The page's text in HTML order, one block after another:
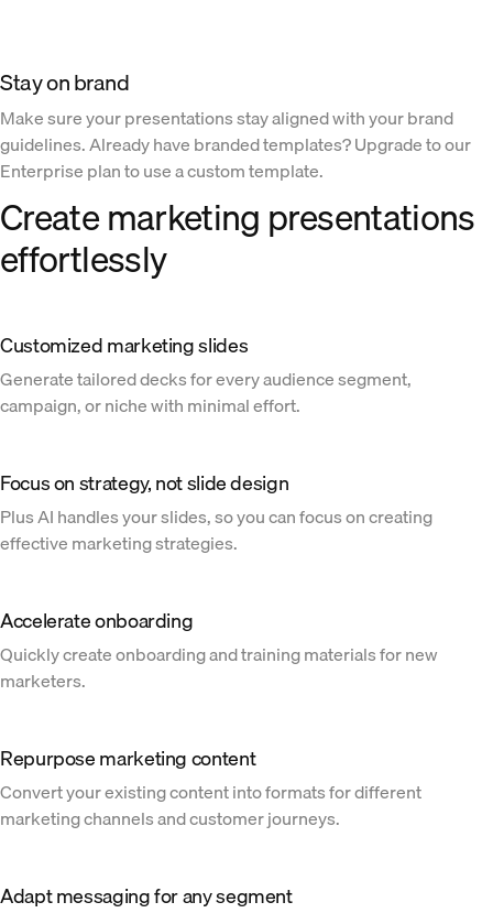
Stay on brand
Make sure your presentations stay aligned with your brand
guidelines. Already have branded templates? Upgrade to our
Enterprise plan to use a custom template.
Create marketing presentations
effortlessly
Customized marketing slides
Generate tailored decks for every audience segment,
campaign, or niche with minimal effort.
Focus on strategy, not slide design
Plus AI handles your slides, so you can focus on creating
effective marketing strategies.
Accelerate onboarding
Quickly create onboarding and training materials for new
marketers.
Repurpose marketing content
Convert your existing content into formats for different
marketing channels and customer journeys.
Adapt messaging for any segment